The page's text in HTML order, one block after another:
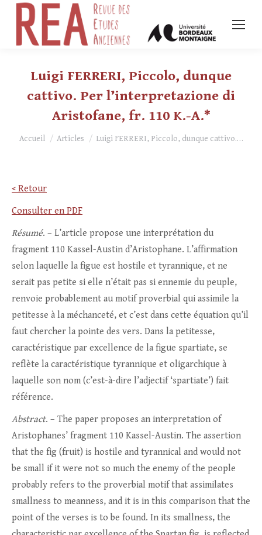
Luigi FERRERI, Piccolo, dunque
cattivo. Per l’interpretazione di
Aristofane, fr. 110 K.-A.*
Vous êtes ici :
Accueil Articles Luigi FERRERI, Piccolo, dunque cattivo.…
< Retour
Consulter en PDF
Résumé. – L’article propose une interprétation du
fragment 110 Kassel-Austin d’Aristophane. L’affirmation
selon laquelle la figue est hostile et tyrannique, et ne
serait pas petite si elle n’était pas si ennemie du peuple,
renvoie probablement au motif proverbial qui assimile la
petitesse à la méchanceté, et c’est dans cette équation qu’il
faut chercher la pointe des vers. Dans la petitesse,
caractéristique par excellence de la figue spartiate, se
reflète la caractéristique tyrannique et oligarchique à
laquelle son nom (c’est-à-dire l’adjectif ‘spartiate’) fait
référence.
Abstract. – The paper proposes an interpretation of
Aristophanes’ fragment 110 Kassel-Austin. The assertion
that the fig (fruit) is hostile and tyrannical and would not
be small if it were not so much the enemy of the people
probably refers to the proverbial motif that assimilates
smallness to meanness, and it is in this comparison that the
point of the verses is to be found. In its smallness, the